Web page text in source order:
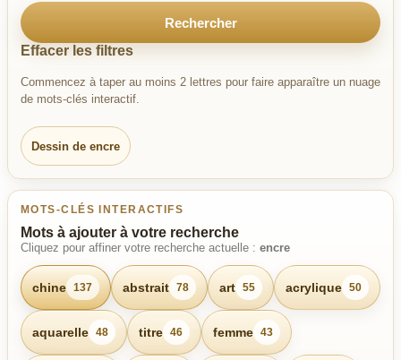
Rechercher
Effacer les filtres
Commencez à taper au moins 2 lettres pour faire apparaître un nuage
de mots-clés interactif.
Dessin de encre
MOTS-CLÉS INTERACTIFS
Mots à ajouter à votre recherche
Cliquez pour affiner votre recherche actuelle : encre
chine 137 abstrait 78 art 55 acrylique 50
aquarelle 48 titre 46 femme 43